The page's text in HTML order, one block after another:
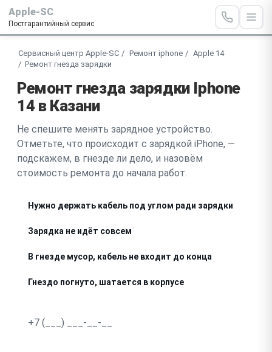
Apple-SC
Постгарантийный сервис
Сервисный центр Apple-SC Ремонт iphone
Apple 14
Ремонт гнезда зарядки
Ремонт гнезда зарядки Iphone
14 в Казани
Не спешите менять зарядное устройство.
Отметьте, что происходит с зарядкой iPhone, —
подскажем, в гнезде ли дело, и назовём
стоимость ремонта до начала работ.
Нужно держать кабель под углом ради зарядки
Зарядка не идёт совсем
В гнезде мусор, кабель не входит до конца
Гнездо погнуто, шатается в корпусе